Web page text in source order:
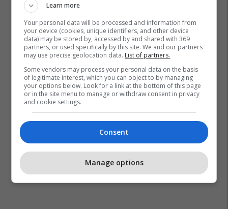
Rusia Ukraina Volodymyr Zelensky
Learn more
Your personal data will be processed and information from
your device (cookies, unique identifiers, and other device
data) may be stored by, accessed by and shared with 369
partners, or used specifically by this site. We and our partners
may use precise geolocation data. List of partners.
Some vendors may process your personal data on the basis
of legitimate interest, which you can object to by managing
your options below. Look for a link at the bottom of this page
or in the site menu to manage or withdraw consent in privacy
and cookie settings.
Consent
Manage options